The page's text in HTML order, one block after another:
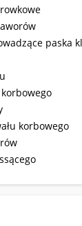
paska
korbowego